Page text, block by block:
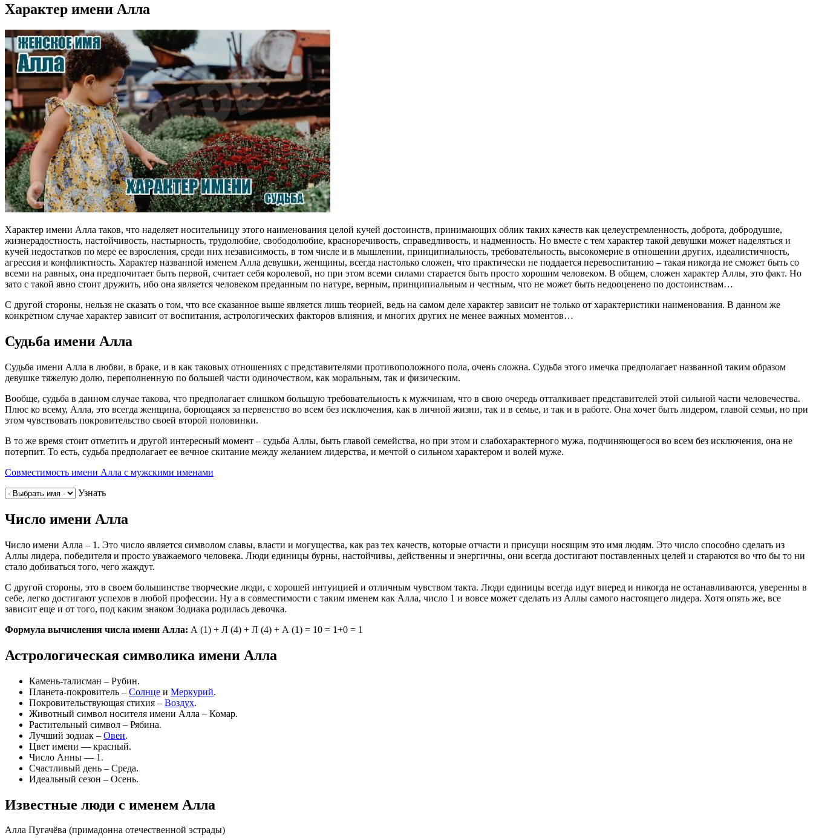
Характер имени Алла
Характер имени Алла таков, что наделяет носительницу этого наименования целой кучей достоинств, принимающих облик таких качеств как целеустремленность, доброта, добродушие,
жизнерадостность, настойчивость, настырность, трудолюбие, свободолюбие, красноречивость, справедливость, и надменность. Но вместе с тем характер такой девушки может наделяться и
кучей недостатков по мере ее взросления, среди них независимость, в том числе и в мышлении, принципиальность, требовательность, высокомерие в отношении других, идеалистичность,
агрессия и конфликтность. Характер названной именем Алла девушки, женщины, всегда настолько сложен, что практически не поддается перевоспитанию – такая никогда не сможет быть со
всеми на равных, она предпочитает быть первой, считает себя королевой, но при этом всеми силами старается быть просто хорошим человеком. В общем, сложен характер Аллы, это факт. Но
зато с такой явно стоит дружить, ибо она является человеком преданным по натуре, верным, принципиальным и честным, что не может быть недооценено по достоинствам…
С другой стороны, нельзя не сказать о том, что все сказанное выше является лишь теорией, ведь на самом деле характер зависит не только от характеристики наименования. В данном же
конкретном случае характер зависит от воспитания, астрологических факторов влияния, и многих других не менее важных моментов…
Судьба имени Алла
Судьба имени Алла в любви, в браке, и в как таковых отношениях с представителями противоположного пола, очень сложна. Судьба этого имечка предполагает названной таким образом
девушке тяжелую долю, переполненную по большей части одиночеством, как моральным, так и физическим.
Вообще, судьба в данном случае такова, что предполагает слишком большую требовательность к мужчинам, что в свою очередь отталкивает представителей этой сильной части человечества.
Плюс ко всему, Алла, это всегда женщина, борющаяся за первенство во всем без исключения, как в личной жизни, так и в семье, и так и в работе. Она хочет быть лидером, главой семьи, но при
этом чувствовать покровительство своей второй половинки.
В то же время стоит отметить и другой интересный момент – судьба Аллы, быть главой семейства, но при этом и слабохарактерного мужа, подчиняющегося во всем без исключения, она не
потерпит. То есть, судьба предполагает ее вечное скитание между желанием лидерства, и мечтой о сильном характером и волей муже.
Совместимость имени Алла с мужскими именами
Узнать
Число имени Алла
Число имени Алла – 1. Это число является символом славы, власти и могущества, как раз тех качеств, которые отчасти и присущи носящим это имя людям. Это число способно сделать из
Аллы лидера, победителя и просто уважаемого человека. Люди единицы бурны, настойчивы, действенны и энергичны, они всегда достигают поставленных целей и стараются во что бы то ни
стало добиваться того, чего жаждут.
С другой стороны, это в своем большинстве творческие люди, с хорошей интуицией и отличным чувством такта. Люди единицы всегда идут вперед и никогда не останавливаются, уверенны в
себе, легко достигают успехов в любой профессии. Ну а в совместимости с таким именем как Алла, число 1 и вовсе может сделать из Аллы самого настоящего лидера. Хотя опять же, все
зависит еще и от того, под каким знаком Зодиака родилась девочка.
Формула вычисления числа имени Алла: А (1) + Л (4) + Л (4) + А (1) = 10 = 1+0 = 1
Астрологическая символика имени Алла
Камень-талисман – Рубин.
Планета-покровитель – Солнце и Меркурий.
Покровительствующая стихия – Воздух.
Животный символ носителя имени Алла – Комар.
Растительный символ – Рябина.
Лучший зодиак – Овен.
Цвет имени — красный.
Число Анны — 1.
Счастливый день – Среда.
Идеальный сезон – Осень.
Известные люди с именем Алла
Алла Пугачёва (примадонна отечественной эстрады)